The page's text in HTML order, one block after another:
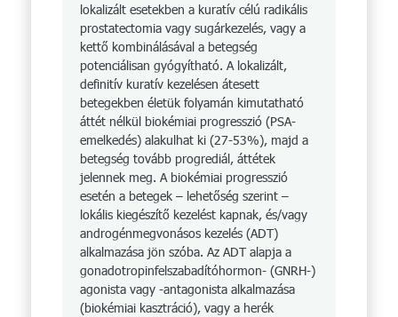
lokalizált esetekben a ku­ra­tív célú radikális
prostatectomia vagy sugárkezelés, vagy a
kettő kombinálásával a betegség
potenciálisan gyógyítható. A lokalizált,
definitív kura­tív kezelésen átesett
betegekben életük folyamán kimutatható
áttét nélkül biokémiai progresszió (PSA-
emelkedés) alakulhat ki (27-53%), majd a
betegség tovább progrediál, áttétek
jelennek meg. A biokémiai progresszió
esetén a betegek – lehetőség szerint –
lokális kiegészítő kezelést kapnak, és/vagy
androgénmegvonásos kezelés (ADT)
alkalmazása jön szóba. Az ADT alapja a
gonadotropinfelszaba­dító­hor­mon- (GNRH-)
agonista vagy -anta­gonista alkalmazása
(biokémiai kasztráció), vagy a herék